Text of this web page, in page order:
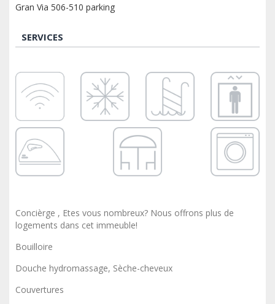
Gran Via 506-510 parking
SERVICES
Concièrge , Etes vous nombreux? Nous offrons plus de
logements dans cet immeuble!
Bouilloire
Douche hydromassage, Sèche-cheveux
Couvertures